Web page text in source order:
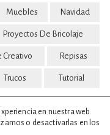
Muebles Navidad
Proyectos De Bricolaje
Creativo Repisas
Trucos Tutorial
en nuestra web.
o desactivarlas en los